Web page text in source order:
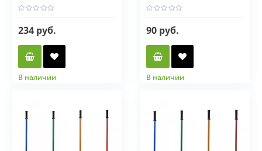
234 руб.
В наличии
90 руб.
В наличии